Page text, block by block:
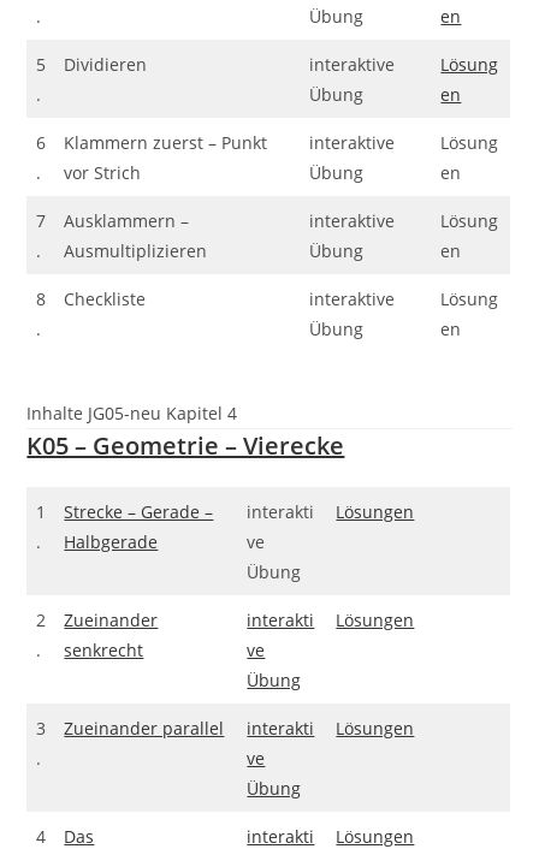
. Übung en
5
.
Dividieren
interaktive
Übung
Lösung
en
6
.
Klammern zuerst – Punkt
vor Strich
interaktive
Übung
Lösung
en
7
.
Ausklammern –
Ausmultiplizieren
interaktive
Übung
Lösung
en
8
.
Checkliste
interaktive
Übung
Lösung
en
Inhalte JG05-neu Kapitel 4
K05 – Geometrie – Vierecke
1
.
Strecke – Gerade –
Halbgerade
interakti
ve
Übung
Lösungen
2
.
Zueinander
senkrecht
interakti
ve
Übung
Lösungen
3
.
Zueinander parallel
interakti
ve
Übung
Lösungen
4
Das
interakti
Lösungen